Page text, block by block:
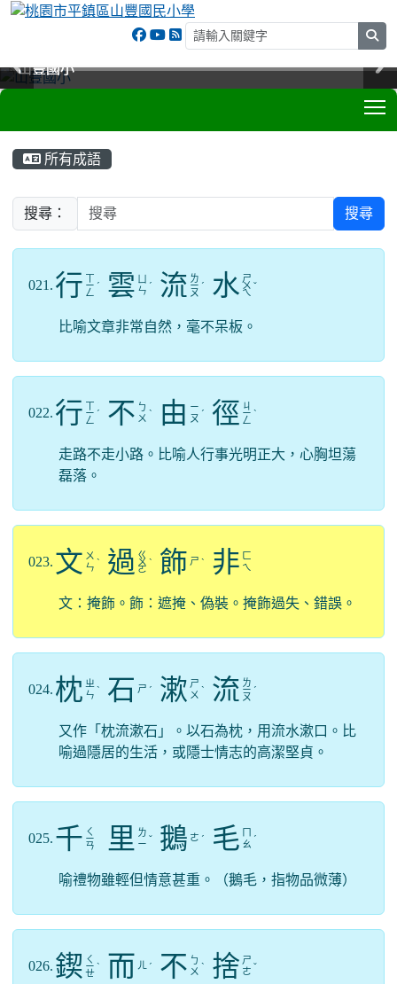
山豐國小
山豐國小
山豐國小
山豐國小
所有成語
搜尋： 搜尋
021. 行 ㄧ
ㄥ
ˊ 雲 ㄣ ˊ 流 ㄌ
ㄧ
ㄡ
ˊ 水 ㄕ
ㄨ
ㄟ
ˇ
比喻文章非常自然，毫不呆板。
022. 行 ㄧ
ㄥ
ˊ 不 ㄅ
ㄨ ˋ 由 ㄧ
ㄡ ˊ 徑 ㄐ
ㄧ
ㄥ
ˋ
走路不走小路。比喻人行事光明正大，心胸坦蕩
磊落。
023. 文 ㄨ
ㄣ ˋ 過 ㄍ
ㄨ
ㄛ
ˋ 飾 ㄕ ˋ 非 ㄈ
ㄟ
文：掩飾。飾：遮掩、偽裝。掩飾過失、錯誤。
024. 枕 ㄓ
ㄣ ˋ 石 ㄕ ˊ 漱 ㄕ
ㄨ ˋ 流 ㄌ
ㄧ
ㄡ
ˊ
又作「枕流漱石」。以石為枕，用流水漱口。比
喻過隱居的生活，或隱士情志的高潔堅貞。
025. 千 ㄑ
ㄧ
ㄢ 里 ㄌ
ㄧ ˇ 鵝 ㄜ ˊ 毛 ㄠ ˊ
喻禮物雖輕但情意甚重。（鵝毛，指物品微薄）
026. 鍥 ㄑ
ㄧ
ㄝ
ˋ 而 ㄦ ˊ 不 ㄅ
ㄨ ˋ 捨 ㄕ
ㄜ ˇ